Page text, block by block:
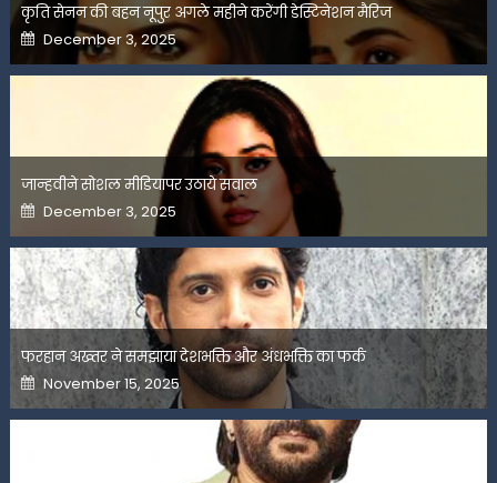
कृति सेनन की बहन नूपुर अगले महीने करेंगी डेस्टिनेशन मैरिज
Posted
on
December 3, 2025
जान्हवीने सोशल मीडियापर उठाये सवाल
Posted
on
December 3, 2025
फरहान अख्तर ने समझाया देशभक्ति और अंधभक्ति का फर्क
Posted
on
November 15, 2025